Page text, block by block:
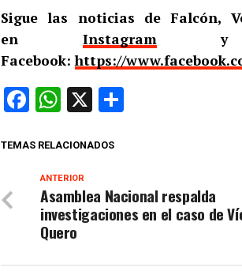
Sigue las noticias de Falcón,
en Instagramy
Facebook:https://
Facebook
WhatsApp
X
TEMAS RELACIONADOS
ANTERIOR
Asamblea Nacional respalda
investigaciones en el caso de
Quero